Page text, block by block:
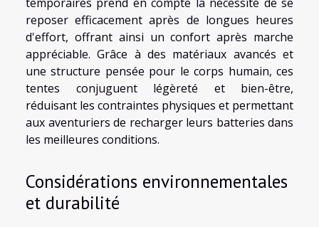
reposer efficacement après de longues heures
d'effort, offrant ainsi un confort après marche
appréciable. Grâce à des matériaux avancés et
une structure pensée pour le corps humain, ces
tentes conjuguent légèreté et bien-être,
réduisant les contraintes physiques et permettant
aux aventuriers de recharger leurs batteries dans
les meilleures conditions.
Considérations environnementales
et durabilité